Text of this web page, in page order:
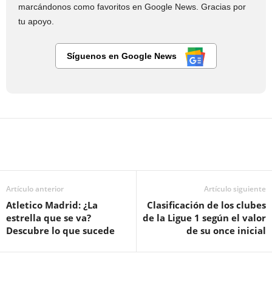
marcándonos como favoritos en Google News. Gracias por
tu apoyo.
Síguenos en Google News
Artículo anterior
Atletico Madrid: ¿La
estrella que se va?
Descubre lo que sucede
Artículo siguiente
Clasificación de los clubes
de la Ligue 1 según el valor
de su once inicial